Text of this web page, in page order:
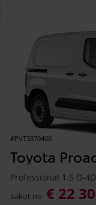
#PVT3370406
Toyota
Professional 1.5 D-
Sākot no € 22